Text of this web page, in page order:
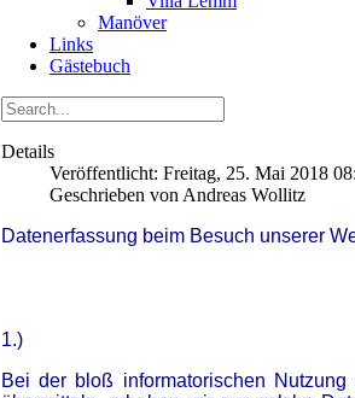
Manöver
Links
Gästebuch
Details
Veröffentlicht: Freitag, 25. Mai 2018
Geschrieben von Andreas Wollitz
Datenerfassung beim Besuch unserer
1.)
Bei der bloß informatorischen